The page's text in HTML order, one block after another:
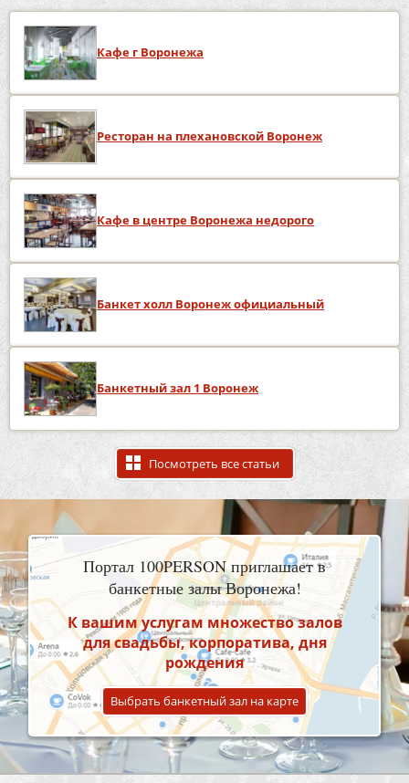
Кафе г Воронежа
Ресторан на плехановской Воронеж
Кафе в центре Воронежа недорого
Банкет холл Воронеж официальный
Банкетный зал 1 Воронеж
Посмотреть все статьи
Портал 100PERSON приглашает в
банкетные залы Воронежа!
К вашим услугам множество залов
для свадьбы, корпоратива, дня
рождения
Выбрать банкетный зал на карте